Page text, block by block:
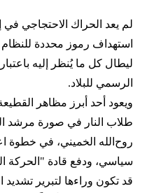
لم يعد الحراك الاحتجاجي
استهداف رموز محددة
ليطال كل ما يُنظر إليه
الرسمي للبلاد.
طلاب النار في صورة مرشد
روح‌الله الخميني، في خطوة
سياسي، ودفع قادة "الحركة
قد تكون وراءها لتبرير تشديد